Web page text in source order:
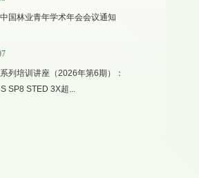
国林业青年学术年会会议通知
列培训讲座（2026年第6期）：
SP8 STED 3X超...